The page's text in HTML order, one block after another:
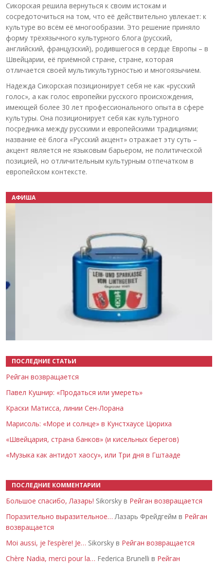
Сикорская решила вернуться к своим истокам и
сосредоточиться на том, что её действительно увлекает: к
культуре во всём её многообразии. Это решение приняло
форму трёхязычного культурного блога (русский,
английский, французский), родившегося в сердце Европы – в
Швейцарии, её приёмной стране, стране, которая
отличается своей мультикультурностью и многоязычием.
Надежда Сикорская позиционирует себя не как «русский
голос», а как голос европейки русского происхождения,
имеющей более 30 лет профессионального опыта в сфере
культуры. Она позиционирует себя как культурного
посредника между русскими и европейскими традициями;
название её блога «Русский акцент» отражает эту суть –
акцент является не языковым барьером, не политической
позицией, но отличительным культурным отпечатком в
европейском контексте.
АФИША
ПОСЛЕДНИЕ СТАТЬИ
Рейган возвращается
Павел Кушнир: «Продаться или умереть»
Краски Матисса, линии Сен-Лорана
Марисоль: «Море и солнце» в Кунстхаусе Цюриха
«Швейцария, страна банков» (и кисельных берегов)
«Музыка как антидот хаосу», или Три дня в Гштааде
ПОСЛЕДНИЕ КОММЕНТАРИИ
Большое спасибо, Лазарь! Sikorsky в Рейган возвращается
Поразительно выразительное… Лазарь Фрейдгейм в Рейган
возвращается
Moi aussi, je l’espère! Je… Sikorsky в Рейган возвращается
Chère Nadia, merci pour la… Federica Brunelli в Рейган